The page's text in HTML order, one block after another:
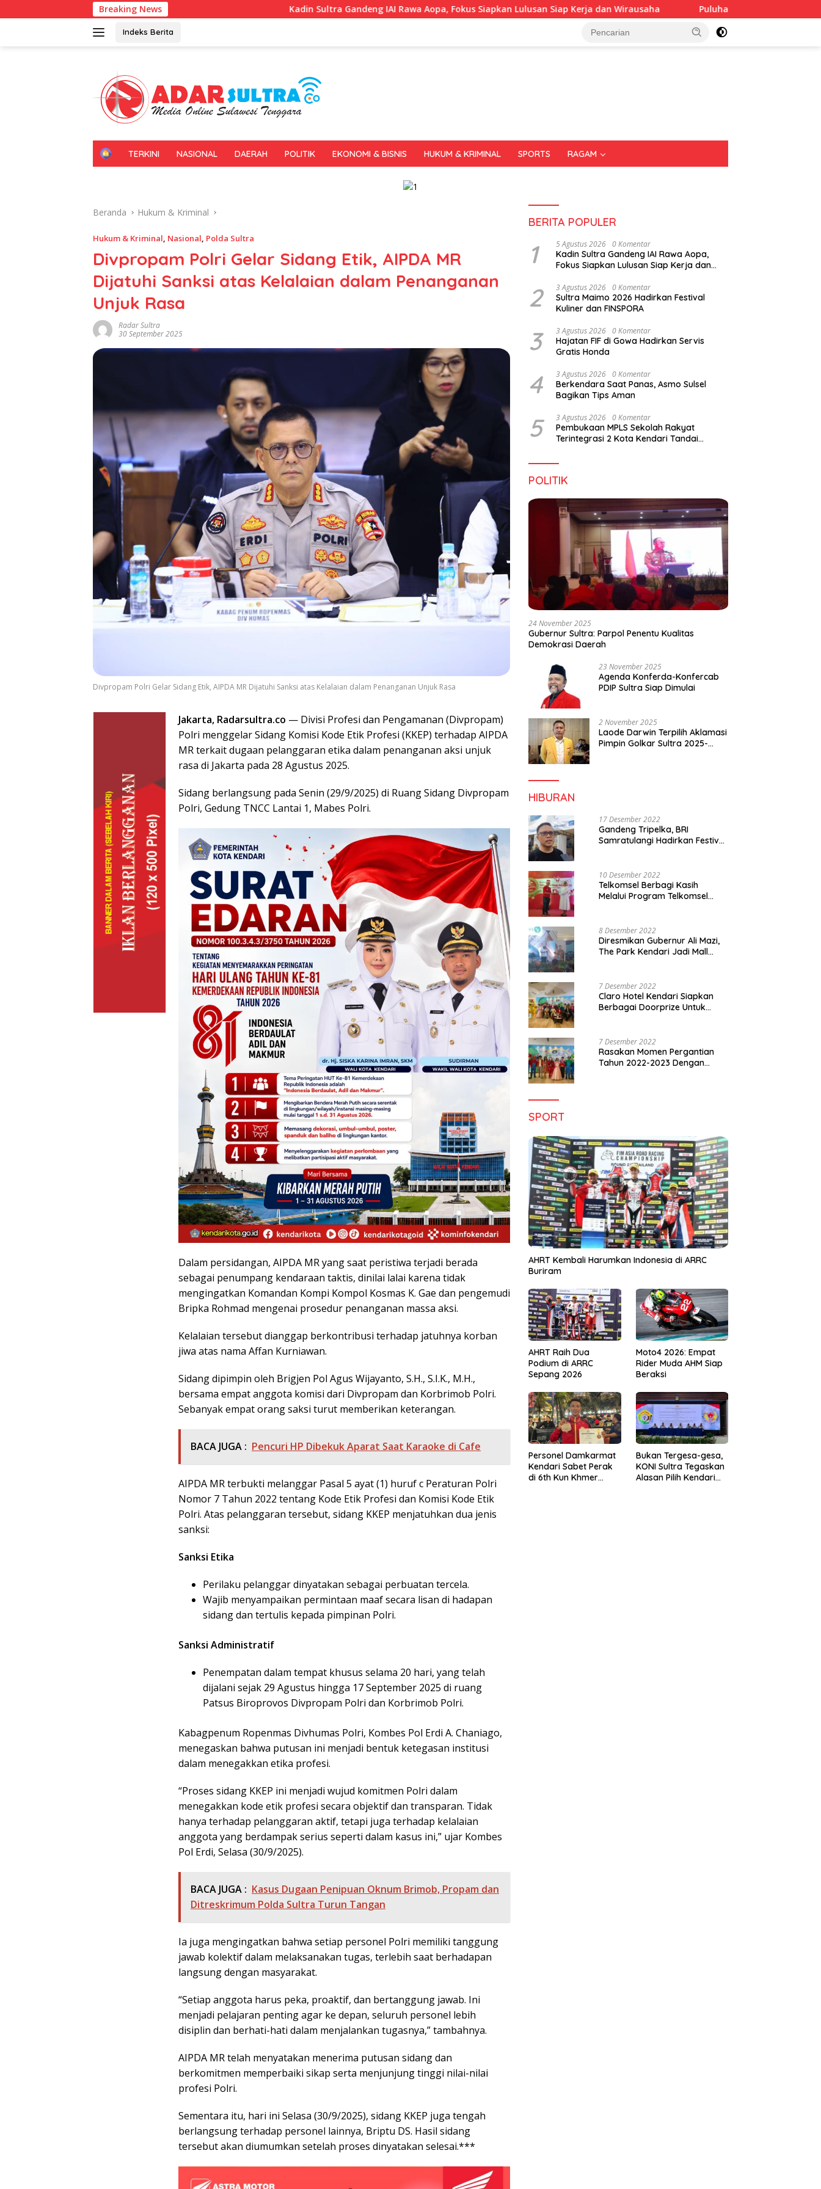
ke
Breaking News Kadin Sultra Gandeng IAI Rawa Aopa, Fokus Siapkan Lulusan Siap Kerja dan Wirausaha Puluhan Tenant Ramaikan Festival Kuliner Sultra
Indeks Berita
H
TERKINI NASIONAL DAERAH POLITIK EKONOMI & BISNIS HUKUM & KRIMINAL SPORTS RAGAM
Beranda Hukum & Kriminal
Hukum & Kriminal Nasional Polda Sultra
Divpropam Polri Gelar Sidang Etik, AIPDA MR
Dijatuhi Sanksi atas Kelalaian dalam Penanganan
Unjuk Rasa
Radar Sultra
30 September 2025
Divpropam Polri Gelar Sidang Etik, AIPDA MR Dijatuhi Sanksi atas Kelalaian dalam Penanganan Unjuk Rasa
Jakarta, Radarsultra.co — Divisi Profesi dan Pengamanan (Divpropam)
Polri menggelar Sidang Komisi Kode Etik Profesi (KKEP) terhadap AIPDA
MR terkait dugaan pelanggaran etika dalam penanganan aksi unjuk
rasa di Jakarta pada 28 Agustus 2025.
Sidang berlangsung pada Senin (29/9/2025) di Ruang Sidang Divpropam
Polri, Gedung TNCC Lantai 1, Mabes Polri.
Dalam persidangan, AIPDA MR yang saat peristiwa terjadi berada
sebagai penumpang kendaraan taktis, dinilai lalai karena tidak
mengingatkan Komandan Kompi Kompol Kosmas K. Gae dan pengemudi
Bripka Rohmad mengenai prosedur penanganan massa aksi.
Kelalaian tersebut dianggap berkontribusi terhadap jatuhnya korban
jiwa atas nama Affan Kurniawan.
Sidang dipimpin oleh Brigjen Pol Agus Wijayanto, S.H., S.I.K., M.H.,
bersama empat anggota komisi dari Divpropam dan Korbrimob Polri.
Sebanyak empat orang saksi turut memberikan keterangan.
BACA JUGA : Pencuri HP Dibekuk Aparat Saat Karaoke di Cafe
AIPDA MR terbukti melanggar Pasal 5 ayat (1) huruf c Peraturan Polri
Nomor 7 Tahun 2022 tentang Kode Etik Profesi dan Komisi Kode Etik
Polri. Atas pelanggaran tersebut, sidang KKEP menjatuhkan dua jenis
sanksi:
Sanksi Etika
Perilaku pelanggar dinyatakan sebagai perbuatan tercela.
Wajib menyampaikan permintaan maaf secara lisan di hadapan
sidang dan tertulis kepada pimpinan Polri.
Sanksi Administratif
Penempatan dalam tempat khusus selama 20 hari, yang telah
dijalani sejak 29 Agustus hingga 17 September 2025 di ruang
Patsus Biroprovos Divpropam Polri dan Korbrimob Polri.
Kabagpenum Ropenmas Divhumas Polri, Kombes Pol Erdi A. Chaniago,
menegaskan bahwa putusan ini menjadi bentuk ketegasan institusi
dalam menegakkan etika profesi.
“Proses sidang KKEP ini menjadi wujud komitmen Polri dalam
menegakkan kode etik profesi secara objektif dan transparan. Tidak
hanya terhadap pelanggaran aktif, tetapi juga terhadap kelalaian
anggota yang berdampak serius seperti dalam kasus ini,” ujar Kombes
Pol Erdi, Selasa (30/9/2025).
BACA JUGA : Kasus Dugaan Penipuan Oknum Brimob, Propam dan
Ditreskrimum Polda Sultra Turun Tangan
Ia juga mengingatkan bahwa setiap personel Polri memiliki tanggung
jawab kolektif dalam melaksanakan tugas, terlebih saat berhadapan
langsung dengan masyarakat.
“Setiap anggota harus peka, proaktif, dan bertanggung jawab. Ini
menjadi pelajaran penting agar ke depan, seluruh personel lebih
disiplin dan berhati-hati dalam menjalankan tugasnya,” tambahnya.
AIPDA MR telah menyatakan menerima putusan sidang dan
berkomitmen memperbaiki sikap serta menjunjung tinggi nilai-nilai
profesi Polri.
Sementara itu, hari ini Selasa (30/9/2025), sidang KKEP juga tengah
berlangsung terhadap personel lainnya, Briptu DS. Hasil sidang
tersebut akan diumumkan setelah proses dinyatakan selesai.***
BERITA POPULER
1 5 Agustus 2026 0 Komentar
Kadin Sultra Gandeng IAI Rawa Aopa,
Fokus Siapkan Lulusan Siap Kerja dan
2 3 Agustus 2026 0 Komentar
Sultra Maimo 2026 Hadirkan Festival
Kuliner dan FINSPORA
3 3 Agustus 2026 0 Komentar
Hajatan FIF di Gowa Hadirkan Servis
Gratis Honda
4 3 Agustus 2026 0 Komentar
Berkendara Saat Panas, Asmo Sulsel
Bagikan Tips Aman
5 3 Agustus 2026 0 Komentar
Pembukaan MPLS Sekolah Rakyat
Terintegrasi 2 Kota Kendari Tandai
POLITIK
24 November 2025
Gubernur Sultra: Parpol Penentu Kualitas
Demokrasi Daerah
23 November 2025
Agenda Konferda-Konfercab
PDIP Sultra Siap Dimulai
2 November 2025
Laode Darwin Terpilih Aklamasi
Pimpin Golkar Sultra 2025-
HIBURAN
17 Desember 2022
Gandeng Tripelka, BRI
Samratulangi Hadirkan Festival
10 Desember 2022
Telkomsel Berbagi Kasih
Melalui Program Telkomsel
8 Desember 2022
Diresmikan Gubernur Ali Mazi,
The Park Kendari Jadi Mall
7 Desember 2022
Claro Hotel Kendari Siapkan
Berbagai Doorprize Untuk
7 Desember 2022
Rasakan Momen Pergantian
Tahun 2022-2023 Dengan
SPORT
AHRT Kembali Harumkan Indonesia di ARRC
Buriram
AHRT Raih Dua
Podium di ARRC
Sepang 2026
Moto4 2026: Empat
Rider Muda AHM Siap
Beraksi
Personel Damkarmat
Kendari Sabet Perak
di 6th Kun Khmer
Bukan Tergesa-gesa,
KONI Sultra Tegaskan
Alasan Pilih Kendari